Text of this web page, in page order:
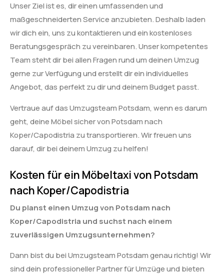
Unser Ziel ist es, dir einen umfassenden und
maßgeschneiderten Service anzubieten. Deshalb laden
wir dich ein, uns zu kontaktieren und ein kostenloses
Beratungsgespräch zu vereinbaren. Unser kompetentes
Team steht dir bei allen Fragen rund um deinen Umzug
gerne zur Verfügung und erstellt dir ein individuelles
Angebot, das perfekt zu dir und deinem Budget passt.
Vertraue auf das Umzugsteam Potsdam, wenn es darum
geht, deine Möbel sicher von Potsdam nach
Koper/Capodistria zu transportieren. Wir freuen uns
darauf, dir bei deinem Umzug zu helfen!
Kosten für ein Möbeltaxi von Potsdam
nach Koper/Capodistria
Du planst einen Umzug von Potsdam nach
Koper/Capodistria und suchst nach einem
zuverlässigen Umzugsunternehmen?
Dann bist du bei Umzugsteam Potsdam genau richtig! Wir
sind dein professioneller Partner für Umzüge und bieten